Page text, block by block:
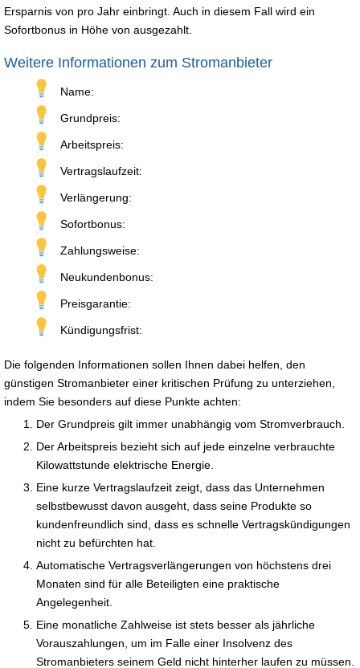
Ersparnis von pro Jahr einbringt. Auch in diesem Fall wird ein
Sofortbonus in Höhe von ausgezahlt.
Weitere Informationen zum Stromanbieter
Name:
Grundpreis:
Arbeitspreis:
Vertragslaufzeit:
Verlängerung:
Sofortbonus:
Zahlungsweise:
Neukundenbonus:
Preisgarantie:
Kündigungsfrist:
Die folgenden Informationen sollen Ihnen dabei helfen, den
günstigen Stromanbieter einer kritischen Prüfung zu unterziehen,
indem Sie besonders auf diese Punkte achten:
Der Grundpreis gilt immer unabhängig vom Stromverbrauch.
Der Arbeitspreis bezieht sich auf jede einzelne verbrauchte
Kilowattstunde elektrische Energie.
Eine kurze Vertragslaufzeit zeigt, dass das Unternehmen
selbstbewusst davon ausgeht, dass seine Produkte so
kundenfreundlich sind, dass es schnelle Vertragskündigungen
nicht zu befürchten hat.
Automatische Vertragsverlängerungen von höchstens drei
Monaten sind für alle Beteiligten eine praktische
Angelegenheit.
Eine monatliche Zahlweise ist stets besser als jährliche
Vorauszahlungen, um im Falle einer Insolvenz des
Stromanbieters seinem Geld nicht hinterher laufen zu müssen.